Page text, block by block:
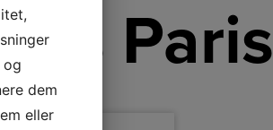
Paris
og
dem
eller